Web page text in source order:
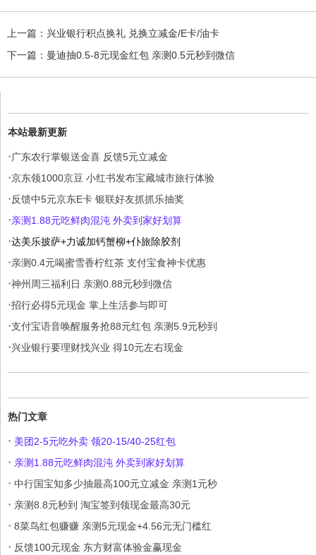
上一篇： 兴业银行积点换礼 兑换立减金/E卡/油卡
下一篇： 曼迪抽0.5-8元现金红包 亲测0.5元秒到微信
本站最新更新
·广东农行掌银送金喜 反馈5元立减金
·京东领1000京豆 小红书发布宝藏城市旅行体验
·反馈中5元京东E卡 银联好友抓抓乐抽奖
·亲测1.88元吃鲜肉混沌 外卖到家好划算
·达美乐披萨+力诚加钙蟹柳+仆旅除胶剂
·亲测0.4元喝蜜雪香柠红茶 支付宝食神卡优惠
·神州周三福利日 亲测0.88元秒到微信
·招行必得5元现金 掌上生活参与即可
·支付宝语音唤醒服务抢88元红包 亲测5.9元秒到
·兴业银行要理财找兴业 得10元左右现金
热门文章
· 美团2-5元吃外卖 领20-15/40-25红包
· 亲测1.88元吃鲜肉混沌 外卖到家好划算
· 中行国宝知多少抽最高100元立减金 亲测1元秒
· 亲测8.8元秒到 淘宝签到领现金最高30元
· 8菜鸟红包赚赚 亲测5元现金+4.56元无门槛红
· 反馈100元现金 东方财富体验金赢现金